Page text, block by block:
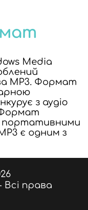
Media
MP3. Формат
з аудіо
портативними
є одним з
Всі права